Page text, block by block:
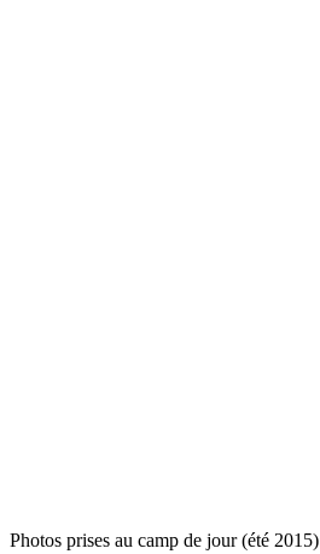
Photos prises au camp de jour (été 2015)